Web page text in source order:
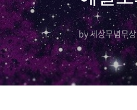
by 세상무념무상